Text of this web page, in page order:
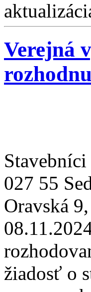
Verejná
Stavebníci
027 55
Oravská
žiadosť o